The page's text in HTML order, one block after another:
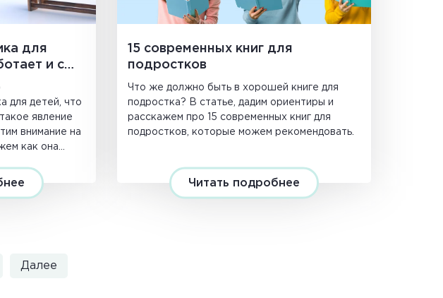
для
и с
для детей, что
явление
внимание на
как она
15 современных книг для
подростков
Что же должно быть в хорошей книге для
подростка? В статье, дадим ориентиры и
расскажем про 15 современных книг для
подростков, которые можем рекомендовать.
Читать подробнее
Далее